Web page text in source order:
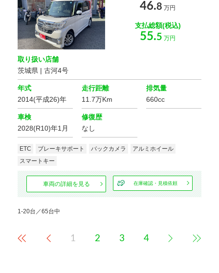
46.8 万円
支払総額(税込)
55.5 万円
取り扱い店舗
茨城県 | 古河4号
年式
2014(平成26)年
走行距離
11.7万Km
排気量
660cc
車検
2028(R10)年1月
修復歴
なし
ETC ブレーキサポート バックカメラ
アルミホイール
スマートキー
車両の詳細を見る 在庫確認・見積依頼
1-20台／65台中
1 2 3 4